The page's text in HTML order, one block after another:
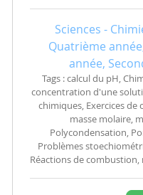
Sciences -
Quatrième
année,
Tags : calcul du pH,
concentration d'une
chimiques, Exercices de
masse molaire,
Polycondensation,
Problèmes
Réactions de